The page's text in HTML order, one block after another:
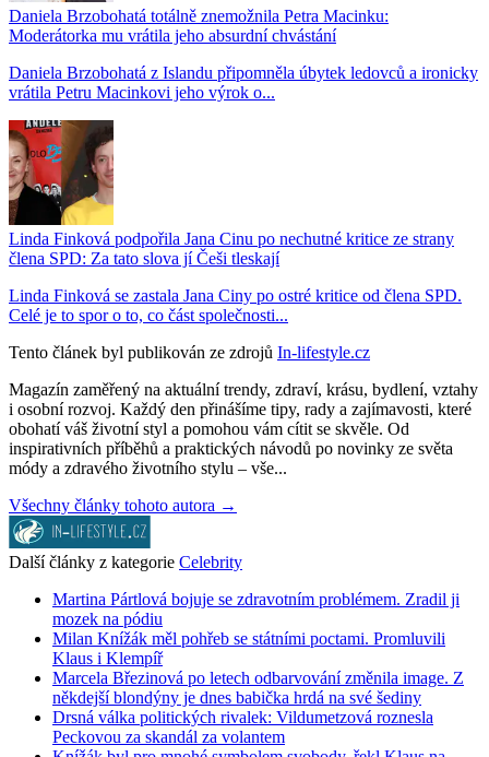
Daniela Brzobohatá totálně znemožnila Petra Macinku:
Moderátorka mu vrátila jeho absurdní chvástání
Daniela Brzobohatá z Islandu připomněla úbytek ledovců a ironicky
vrátila Petru Macinkovi jeho výrok o...
Linda Finková podpořila Jana Cinu po nechutné kritice ze strany
člena SPD: Za tato slova jí Češi tleskají
Linda Finková se zastala Jana Ciny po ostré kritice od člena SPD.
Celé je to spor o to, co část společnosti...
Tento článek byl publikován ze zdrojů In-lifestyle.cz
Magazín zaměřený na aktuální trendy, zdraví, krásu, bydlení, vztahy
i osobní rozvoj. Každý den přinášíme tipy, rady a zajímavosti, které
obohatí váš životní styl a pomohou vám cítit se skvěle. Od
inspirativních příběhů a praktických návodů po novinky ze světa
módy a zdravého životního stylu – vše...
Všechny články tohoto autora →
Další články z kategorie Celebrity
Martina Pártlová bojuje se zdravotním problémem. Zradil ji
mozek na pódiu
Milan Knížák měl pohřeb se státními poctami. Promluvili
Klaus i Klempíř
Marcela Březinová po letech odbarvování změnila image. Z
někdejší blondýny je dnes babička hrdá na své šediny
Drsná válka politických rivalek: Vildumetzová roznesla
Peckovou za skandál za volantem